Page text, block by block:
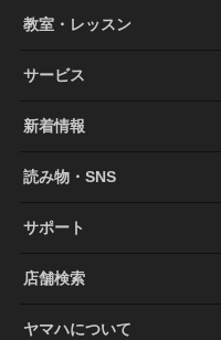
教室・レッスン
サービス
新着情報
読み物・SNS
サポート
店舗検索
ヤマハについて